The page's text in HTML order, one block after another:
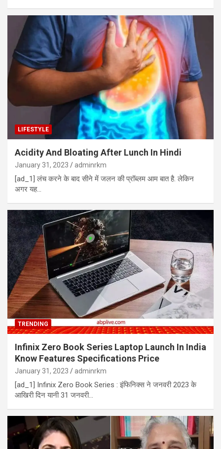
LIFESTYLE
Acidity And Bloating After Lunch In Hindi
January 31, 2023 adminrkm
[ad_1] लंच करने के बाद सीने में जलन की प्रॉब्लम आम बात है. लेकिन
अगर यह…
TRENDING
Infinix Zero Book Series Laptop Launch In India
Know Features Specifications Price
January 31, 2023 adminrkm
[ad_1] Infinix Zero Book Series : इंफिनिक्स ने जनवरी 2023 के
आखिरी दिन यानी 31 जनवरी…